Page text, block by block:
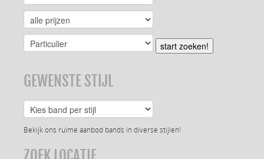
start zoeken!
GEWENSTE STIJL
Bekijk ons ruime aanbod bands in diverse stijlen!